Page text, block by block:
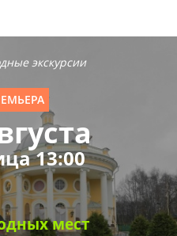
экскурсии
13:00
мест